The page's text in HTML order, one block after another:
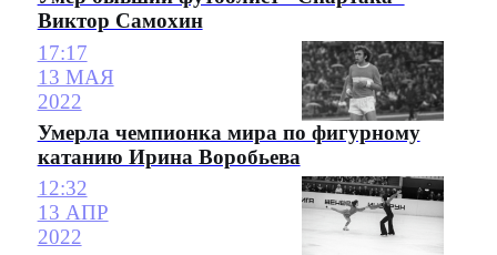
Виктор Самохин
17:17
13 МАЯ
2022
Умерла чемпионка мира по фигурному
катанию Ирина Воробьева
12:32
13 АПР
2022